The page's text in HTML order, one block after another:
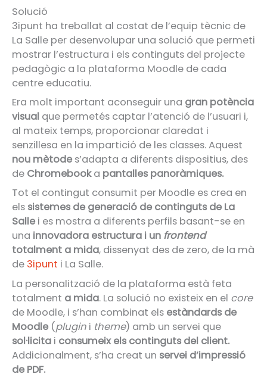
Solució
3ipunt ha treballat al costat de l’equip tècnic de
La Salle per desenvolupar una solució que permeti
mostrar l’estructura i els continguts del projecte
pedagògic a la plataforma Moodle de cada
centre educatiu.
Era molt important aconseguir una gran potència
visual que permetés captar l’atenció de l’usuari i,
al mateix temps, proporcionar claredat i
senzillesa en la impartició de les classes. Aquest
nou mètode s’adapta a diferents dispositius, des
de Chromebooka pantalles panoràmiques.
Tot el contingut consumit per Moodle es crea en
els sistemes de generació de continguts de La
Salle i es mostra a diferents perfils basant-se en
una innovadora estructura i un frontend
totalment a mida, dissenyat des de zero, de la mà
de3ipunt i La Salle.
La personalització de la plataforma està feta
totalment a mida. La solució no existeix en el core
de Moodle, i s’han combinat els estàndards de
Moodle (plugin i theme) amb un servei que
sol·licita i consumeix els continguts del client.
Addicionalment, s’ha creat un servei d’impressió
de PDF.